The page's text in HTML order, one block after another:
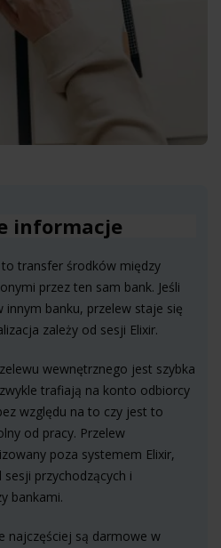
informacje
transfer środków między
przez ten sam bank. Jeśli
banku, przelew staje się
zależy od sesji Elixir.
wewnętrznego jest szybka
trafiają na konto odbiorcy
względu na to czy jest to
od pracy. Przelew
poza systemem Elixir,
przychodzących i
bankami.
najczęściej są darmowe w